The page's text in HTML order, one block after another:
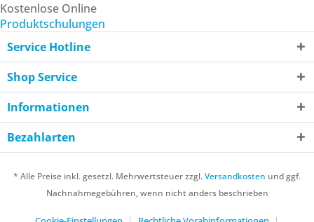
Kostenlose Online
Produktschulungen
Service Hotline
Shop Service
Informationen
Bezahlarten
* Alle Preise inkl. gesetzl. Mehrwertsteuer zzgl.Versandkosten und ggf.
Nachnahmegebühren, wenn nicht anders beschrieben